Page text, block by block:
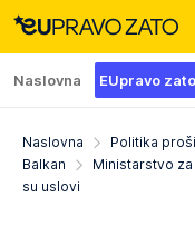
Naslovna EUpravo zato
Naslovna Politika
Balkan
Ministarstvo
su uslovi